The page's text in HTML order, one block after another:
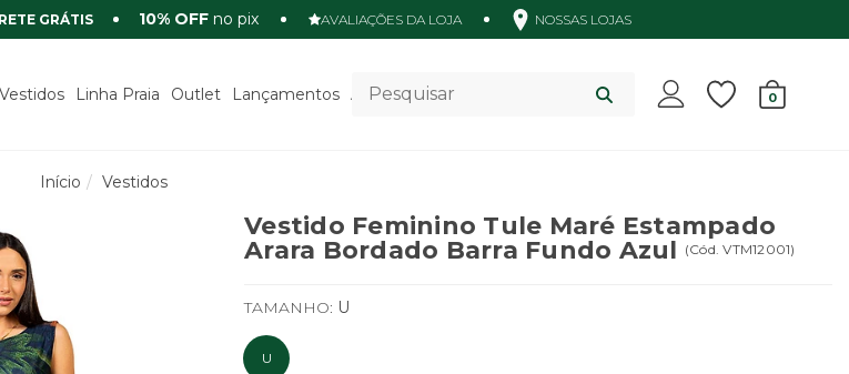
GRÁTIS 10% OFF no pix AVALIAÇÕES DA LOJA NOSSAS LOJAS
Vestidos Linha Praia Outlet Lançamentos Acessórios 0
Início Vestidos
Vestido Feminino Tule Maré Estampado
Arara Bordado Barra Fundo Azul (Cód.VTM12001)
TAMANHO: U
U